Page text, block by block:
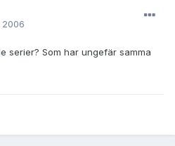
2006
serier? Som har ungefär samma